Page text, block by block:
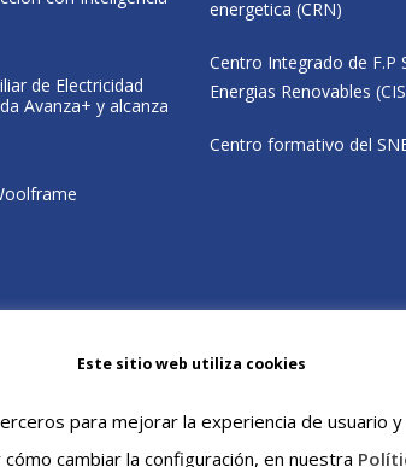
de Electricidad
Avanza+ y alcanza
proyecto Wolfram en
20 May, 2026
estancia Erasmus+ sobre
energetica (CRN)
Centro Integrado de F.P
Energias Renovables
Centro formativo del
Este sitio web utiliza cookies
para mejorar la experiencia de usuario
cambiar la configuración, en nuestra